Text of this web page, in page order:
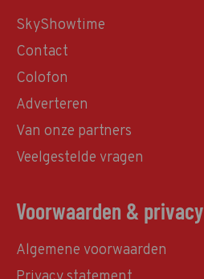
SkyShowtime
Contact
Colofon
Adverteren
Van onze partners
Veelgestelde vragen
Voorwaarden & privacy
Algemene voorwaarden